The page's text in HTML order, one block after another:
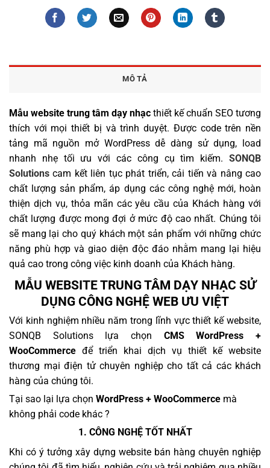
MÔ TẢ
Mẫu website trung tâm dạy nhạc thiết kế chuẩn SEO tương
thích với mọi thiết bị và trình duyệt. Được code trên nền
tảng mã nguồn mở WordPress dễ dàng sử dụng, load
nhanh nhẹ tối ưu với các công cụ tìm kiếm. SONQB
Solutions cam kết liên tục phát triển, cải tiến và nâng cao
chất lượng sản phẩm, áp dụng các công nghệ mới, hoàn
thiện dịch vụ, thỏa mãn các yêu cầu của Khách hàng với
chất lượng được mong đợi ở mức độ cao nhất. Chúng tôi
sẽ mang lại cho quý khách một sản phẩm với những chức
năng phù hợp và giao diện độc đáo nhằm mang lại hiệu
quả cao trong công việc kinh doanh của Khách hàng.
MẪU WEBSITE TRUNG TÂM DẠY NHẠC SỬ
DỤNG CÔNG NGHỆ WEB ƯU VIỆT
Với kinh nghiệm nhiều năm trong lĩnh vực thiết kế website,
SONQB Solutions lựa chọn CMS WordPress +
WooCommerce để triển khai dịch vụ thiết kế website
thương mại điện tử chuyên nghiệp cho tất cả các khách
hàng của chúng tôi.
Tại sao lại lựa chọn WordPress + WooCommerce mà
không phải code khác ?
1. CÔNG NGHỆ TỐT NHẤT
Khi có ý tưởng xây dựng website bán hàng chuyên nghiệp